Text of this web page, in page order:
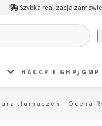
Szybka realizacja
HACCP I GHP/GMP
tłumaczeń - Ocena